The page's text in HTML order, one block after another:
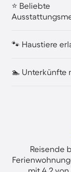
⭐ Beliebte
🐾 Haustiere
🏊 Unterkünfte
Reisende